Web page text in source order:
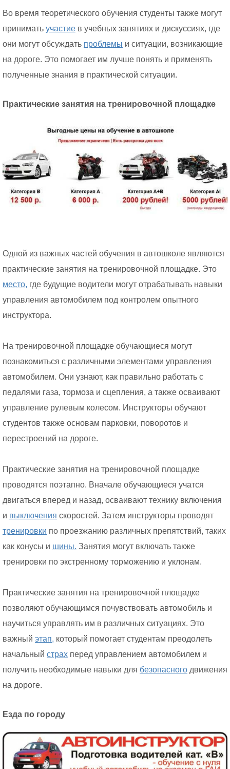
Во время теоретического обучения студенты также могут
принимать участие в учебных занятиях и дискуссиях, где
они могут обсуждать проблемы и ситуации, возникающие
на дороге. Это помогает им лучше понять и применять
полученные знания в практической ситуации.
Практические занятия на тренировочной площадке
Одной из важных частей обучения в автошколе являются
практические занятия на тренировочной площадке. Это
место, где будущие водители могут отрабатывать навыки
управления автомобилем под контролем опытного
инструктора.
На тренировочной площадке обучающиеся могут
познакомиться с различными элементами управления
автомобилем. Они узнают, как правильно работать с
педалями газа, тормоза и сцепления, а также осваивают
управление рулевым колесом. Инструкторы обучают
студентов также основам парковки, поворотов и
перестроений на дороге.
Практические занятия на тренировочной площадке
проводятся поэтапно. Вначале обучающиеся учатся
двигаться вперед и назад, осваивают технику включения
и выключения скоростей. Затем инструкторы проводят
тренировки по проезжанию различных препятствий, таких
как конусы и шины. Занятия могут включать также
тренировки по экстренному торможению и уклонам.
Практические занятия на тренировочной площадке
позволяют обучающимся почувствовать автомобиль и
научиться управлять им в различных ситуациях. Это
важный этап, который помогает студентам преодолеть
начальный страх перед управлением автомобилем и
получить необходимые навыки для безопасного движения
на дороге.
Езда по городу